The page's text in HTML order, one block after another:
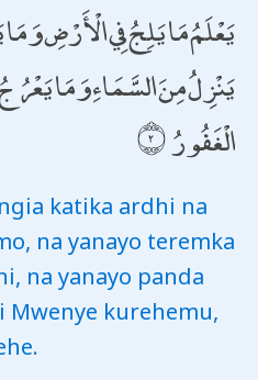
يَعْلَمُ مَا يَلِجُ فِي الْأَرْضِ
يَنْزِلُ مِنَ السَّمَاءِ وَمَا
الْغَفُورُ
katika ardhi na
na yanayo teremka
na yanayo panda
Mwenye kurehemu,